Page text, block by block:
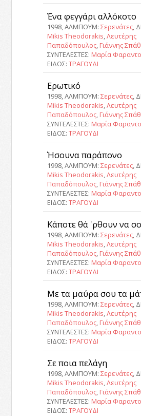
Ένα φεγγάρι αλλόκοτο
1998, ΑΛΜΠΟΥΜ: Σερενάτες,
Mikis Theodorakis,Λευτέρης
Παπαδόπουλος, Γιάννης
ΣΥΝΤΕΛΕΣΤΕΣ: Μαρία
ΕΙΔΟΣ: ΤΡΑΓΟΥΔΙ
Ερωτικό
1998, ΑΛΜΠΟΥΜ: Σερενάτες,
Mikis Theodorakis,Λευτέρης
Παπαδόπουλος, Γιάννης
ΣΥΝΤΕΛΕΣΤΕΣ: Μαρία
ΕΙΔΟΣ: ΤΡΑΓΟΥΔΙ
Ήσουνα παράπονο
1998, ΑΛΜΠΟΥΜ: Σερενάτες,
Mikis Theodorakis,Λευτέρης
Παπαδόπουλος, Γιάννης
ΣΥΝΤΕΛΕΣΤΕΣ: Μαρία
ΕΙΔΟΣ: ΤΡΑΓΟΥΔΙ
Κάποτε θά 'ρθουν να
1998, ΑΛΜΠΟΥΜ: Σερενάτες,
Mikis Theodorakis,Λευτέρης
Παπαδόπουλος, Γιάννης
ΣΥΝΤΕΛΕΣΤΕΣ: Μαρία
ΕΙΔΟΣ: ΤΡΑΓΟΥΔΙ
Με τα μαύρα σου τα
1998, ΑΛΜΠΟΥΜ: Σερενάτες,
Mikis Theodorakis,Λευτέρης
Παπαδόπουλος, Γιάννης
ΣΥΝΤΕΛΕΣΤΕΣ: Μαρία
ΕΙΔΟΣ: ΤΡΑΓΟΥΔΙ
Σε ποια πελάγη
1998, ΑΛΜΠΟΥΜ: Σερενάτες,
Mikis Theodorakis,Λευτέρης
Παπαδόπουλος, Γιάννης
ΣΥΝΤΕΛΕΣΤΕΣ: Μαρία
ΕΙΔΟΣ: ΤΡΑΓΟΥΔΙ